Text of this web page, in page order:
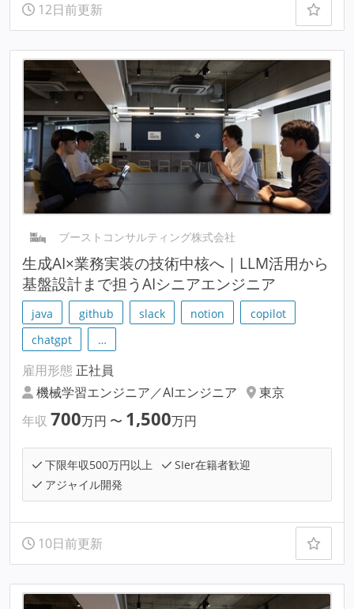
12日前更新
ブーストコンサルティング株式会社
生成AI×業務実装の技術中核へ｜LLM活用から
基盤設計まで担うAIシニアエンジニア
java github slack notion
copilot
chatgpt
…
雇用形態 正社員
機械学習エンジニア／AIエンジニア
東京
年収 700万円 〜 1,500万円
下限年収500万円以上
SIer在籍者歓迎
アジャイル開発
10日前更新